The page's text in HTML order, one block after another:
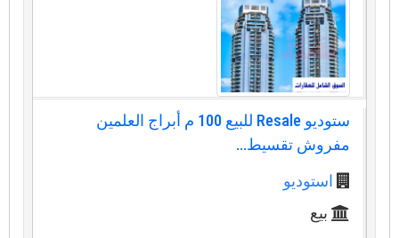
ستوديو Resale للبيع 100 م أبراج العلمين
مفروش تقسيط...
استوديو
بيع